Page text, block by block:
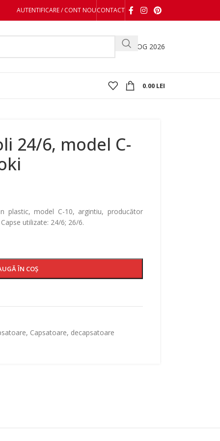
AUTENTIFICARE / CONT NOUCONTACT
CATALOG 2026
0.00 LEI
24/6, model C-
plastic, model C-10, argintiu, producător
utilizate: 24/6; 26/6.
ÎN COȘ
, Capsatoare, decapsatoare